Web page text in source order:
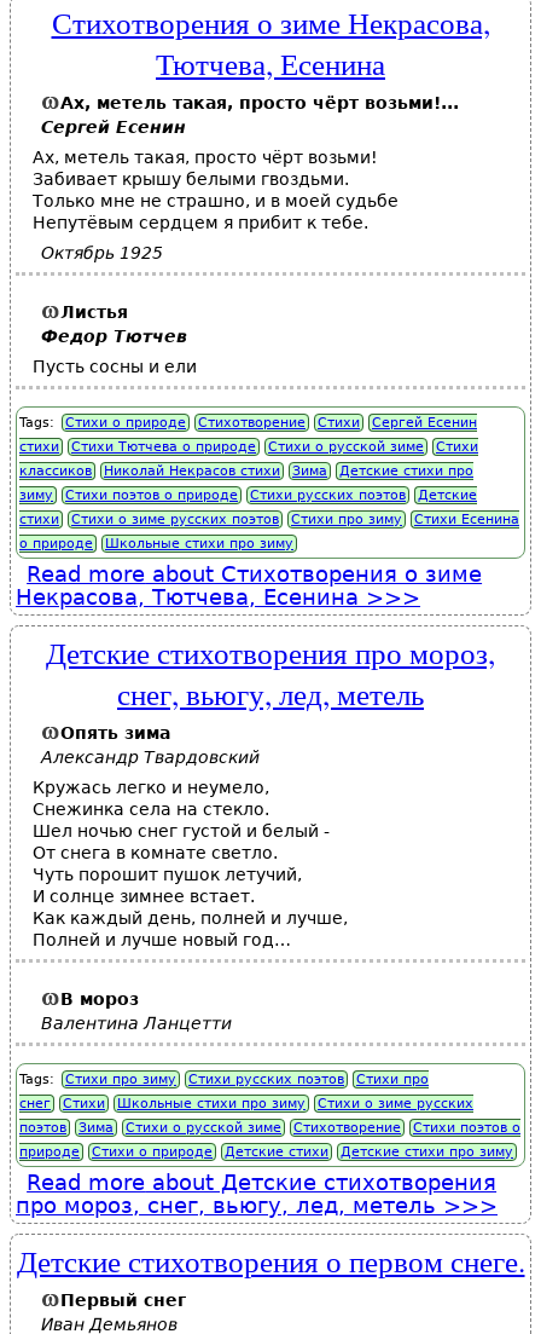
Стихотворения о зиме Некрасова,
Тютчева, Есенина
Ах, метель такая, просто чёрт возьми!...
Сергей Есенин
Ах, метель такая, просто чёрт возьми!
Забивает крышу белыми гвоздьми.
Только мне не страшно, и в моей судьбе
Непутёвым сердцем я прибит к тебе.
Октябрь 1925
Листья
Федор Тютчев
Пусть сосны и ели
Tags: Стихи о природе Стихотворение Стихи
Сергей Есенин
стихи
Стихи Тютчева о природе Стихи о русской зиме
Стихи
классиков
Николай Некрасов стихи Зима
Детские стихи про
зиму
Стихи поэтов о природе Стихи русских поэтов
Детские
стихи
Стихи о зиме русских поэтов Стихи про зиму
Стихи Есенина
о природе
Школьные стихи про зиму
Read more about Стихотворения о зиме
Некрасова, Тютчева, Есенина
Детские стихотворения про мороз,
снег, вьюгу, лед, метель
Опять зима
Александр Твардовский
Кружась легко и неумело,
Снежинка села на стекло.
Шел ночью снег густой и белый -
От снега в комнате светло.
Чуть порошит пушок летучий,
И солнце зимнее встает.
Как каждый день, полней и лучше,
Полней и лучше новый год…
В мороз
Валентина Ланцетти
Tags: Стихи про зиму Стихи русских поэтов
Стихи про
снег
Стихи Школьные стихи про зиму
Стихи о зиме русских
поэтов
Зима Стихи о русской зиме Стихотворение
Стихи поэтов о
природе
Стихи о природе Детские стихи Детские стихи про зиму
Read more about Детские стихотворения
про мороз, снег, вьюгу, лед, метель
Детские стихотворения о первом снеге.
Первый снег
Иван Демьянов